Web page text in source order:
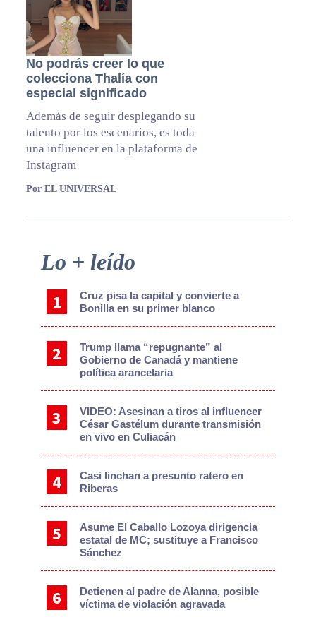
No podrás creer lo que
colecciona Thalía con
especial significado
Además de seguir desplegando su
talento por los escenarios, es toda
una influencer en la plataforma de
Instagram
Por EL UNIVERSAL
Primary
Lo + leído
Cruz pisa la capital y convierte a
Bonilla en su primer blanco
Trump llama “repugnante” al
Gobierno de Canadá y mantiene
política arancelaria
VIDEO: Asesinan a tiros al influencer
César Gastélum durante transmisión
en vivo en Culiacán
Casi linchan a presunto ratero en
Riberas
Asume El Caballo Lozoya dirigencia
estatal de MC; sustituye a Francisco
Sánchez
Detienen al padre de Alanna, posible
víctima de violación agravada